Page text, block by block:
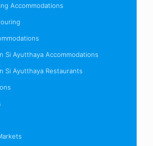
Accommodations
Si Ayutthaya Accommodations
Si Ayutthaya Restaurants